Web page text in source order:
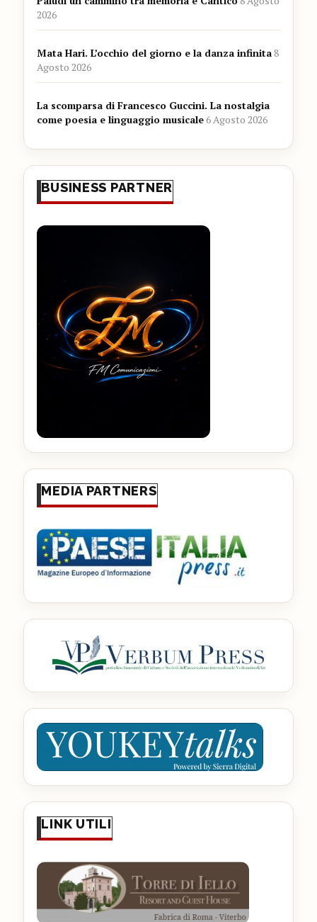
2026
Mata Hari. L’occhio del giorno e la danza infinita8
Agosto 2026
La scomparsa di Francesco Guccini. La nostalgia
come poesia e linguaggio musicale6 Agosto 2026
BUSINESS PARTNER
MEDIA PARTNERS
LINK UTILI